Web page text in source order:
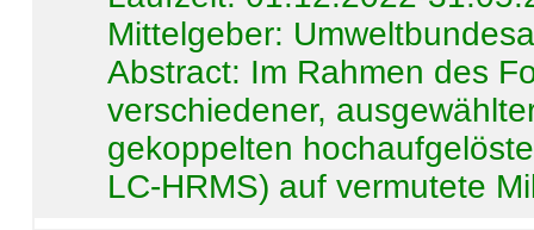
Mittelgeber:
Abstract: Im Rahmen des
verschiedener,
gekoppelten
LC-HRMS) auf vermutete